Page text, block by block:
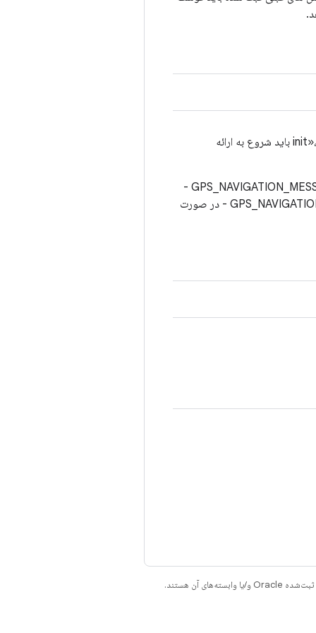
رابط را راه‌اندازی می‌کند و روال‌های برگشت تماس را با HAL ثبت می‌کند. پس از یک تماس موفقیت‌آمیز به «init»، HAL باید شروع به ارائه
وضعیت: GPS_NAVIGATION_MESSAGE_OPERATION_SUCCESS GPS_NAVIGATION_MESSAGE_ERROR_ALREADY_INIT -
اگر یک تماس پاسخ قبلاً بدون تماس مربوطه برای "بستن" ثبت شده باشد. GPS_NAVIGATION_MESSAGE_ERROR_GENERIC - در صورت